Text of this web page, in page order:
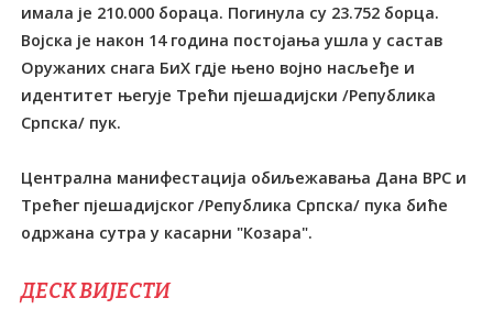
имала је 210.000 бораца. Погинула су 23.752 борца.
Војска је након 14 година постојања ушла у састав
Оружаних снага БиХ гдје њено војно насљеђе и
идентитет његује Трећи пјешадијски /Република
Српска/ пук.
Централна манифестација обиљежавања Дана ВРС и
Трећег пјешадијског /Република Српска/ пука биће
одржана сутра у касарни "Козара".
ДЕСК ВИЈЕСТИ